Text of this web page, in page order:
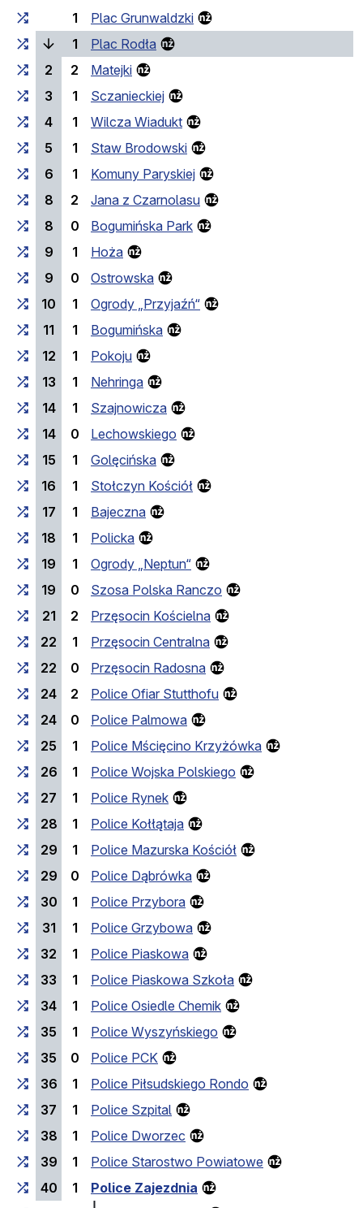
1
Plac Grunwaldzki
1
Plac Rodła
2
2
Matejki
3
1
Sczanieckiej
4
1
Wilcza Wiadukt
5
1
Staw Brodowski
6
1
Komuny Paryskiej
8
2
Jana z Czarnolasu
8
0
Bogumińska Park
9
1
Hoża
9
0
Ostrowska
10
1
Ogrody „Przyjaźń“
11
1
Bogumińska
12
1
Pokoju
13
1
Nehringa
14
1
Szajnowicza
14
0
Lechowskiego
15
1
Golęcińska
16
1
Stołczyn Kościół
17
1
Bajeczna
18
1
Policka
19
1
Ogrody „Neptun“
19
0
Szosa Polska Ranczo
21
2
Przęsocin Kościelna
22
1
Przęsocin Centralna
22
0
Przęsocin Radosna
24
2
Police Ofiar Stutthofu
24
0
Police Palmowa
25
1
Police Mścięcino Krzyżówka
26
1
Police Wojska Polskiego
27
1
Police Rynek
28
1
Police Kołłątaja
29
1
Police Mazurska Kościół
29
0
Police Dąbrówka
30
1
Police Przybora
31
1
Police Grzybowa
32
1
Police Piaskowa
33
1
Police Piaskowa Szkoła
34
1
Police Osiedle Chemik
35
1
Police Wyszyńskiego
35
0
Police PCK
36
1
Police Piłsudskiego Rondo
37
1
Police Szpital
38
1
Police Dworzec
39
1
Police Starostwo Powiatowe
40
1
Police Zajezdnia